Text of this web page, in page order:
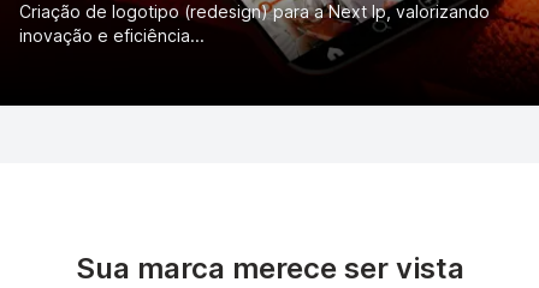
Criação de logotipo (redesign) para a Next Ip, valorizando
inovação e eficiência...
Sua marca merece ser vista